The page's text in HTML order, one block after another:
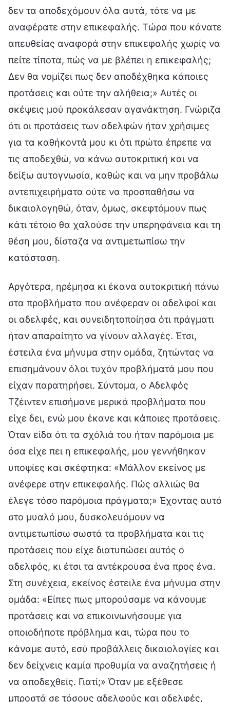
δεν τα αποδεχόμουν όλα αυτά, τότε να με
αναφέρατε στην επικεφαλής. Τώρα που κάνατε
απευθείας αναφορά στην επικεφαλής χωρίς να
πείτε τίποτα, πώς να με βλέπει η επικεφαλής;
Δεν θα νομίζει πως δεν αποδέχθηκα κάποιες
προτάσεις και ούτε την αλήθεια;» Αυτές οι
σκέψεις μού προκάλεσαν αγανάκτηση. Γνώριζα
ότι οι προτάσεις των αδελφών ήταν χρήσιμες
για τα καθήκοντά μου κι ότι πρώτα έπρεπε να
τις αποδεχθώ, να κάνω αυτοκριτική και να
δείξω αυτογνωσία, καθώς και να μην προβάλω
αντεπιχειρήματα ούτε να προσπαθήσω να
δικαιολογηθώ, όταν, όμως, σκεφτόμουν πως
κάτι τέτοιο θα χαλούσε την υπερηφάνεια και τη
θέση μου, δίσταζα να αντιμετωπίσω την
κατάσταση.
Αργότερα, ηρέμησα κι έκανα αυτοκριτική πάνω
στα προβλήματα που ανέφεραν οι αδελφοί και
οι αδελφές, και συνειδητοποίησα ότι πράγματι
ήταν απαραίτητο να γίνουν αλλαγές. Έτσι,
έστειλα ένα μήνυμα στην ομάδα, ζητώντας να
επισημάνουν όλοι τυχόν προβλήματά μου που
είχαν παρατηρήσει. Σύντομα, ο Αδελφός
Τζέιντεν επισήμανε μερικά προβλήματα που
είχε δει, ενώ μου έκανε και κάποιες προτάσεις.
Όταν είδα ότι τα σχόλιά του ήταν παρόμοια με
όσα είχε πει η επικεφαλής, μου γεννήθηκαν
υποψίες και σκέφτηκα: «Μάλλον εκείνος με
ανέφερε στην επικεφαλής. Πώς αλλιώς θα
έλεγε τόσο παρόμοια πράγματα;» Έχοντας αυτό
στο μυαλό μου, δυσκολευόμουν να
αντιμετωπίσω σωστά τα προβλήματα και τις
προτάσεις που είχε διατυπώσει αυτός ο
αδελφός, κι έτσι τα αντέκρουσα ένα προς ένα.
Στη συνέχεια, εκείνος έστειλε ένα μήνυμα στην
ομάδα: «Είπες πως μπορούσαμε να κάνουμε
προτάσεις και να επικοινωνήσουμε για
οποιοδήποτε πρόβλημα και, τώρα που το
κάναμε αυτό, εσύ προβάλλεις δικαιολογίες και
δεν δείχνεις καμία προθυμία να αναζητήσεις ή
να αποδεχθείς. Γιατί;» Όταν με εξέθεσε
μπροστά σε τόσους αδελφούς και αδελφές,